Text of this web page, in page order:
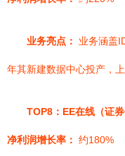
业务亮点： 业务涵盖
年其新建数据中心投产，
TOP8：EE在线（证券
净利润增长率： 约180%